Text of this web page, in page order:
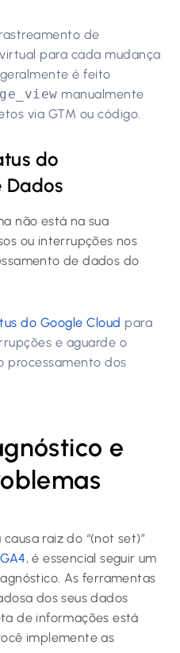
de
para cada mudança
é feito
manualmente
via GTM ou código.
do
Dados
não está na sua
ou interrupções nos
de dados do
do Google Cloud para
e aguarde o
processamento dos
e
raiz do “(not set)”
, é essencial seguir um
As ferramentas
dos seus dados
de informações está
implemente as